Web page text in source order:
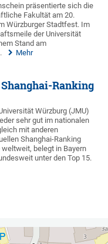
präsentierte sich die
Fakultät am 20.
Würzburger Stadtfest. Im
der Universität
Stand am
Mehr
Ranking
Würzburg (JMU)
sehr gut im nationalen
mit anderen
Shanghai-Ranking
belegt in Bayern
unter den Top 15.